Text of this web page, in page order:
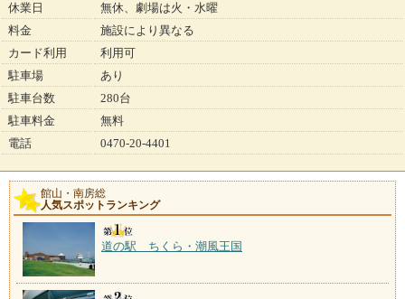
休業日
無休、劇場は火・水曜
料金
施設により異なる
カード利用
利用可
駐車場
あり
駐車台数
280台
駐車料金
無料
電話
0470-20-4401
館山・南房総
人気スポットランキング
道の駅 ちくら・潮風王国